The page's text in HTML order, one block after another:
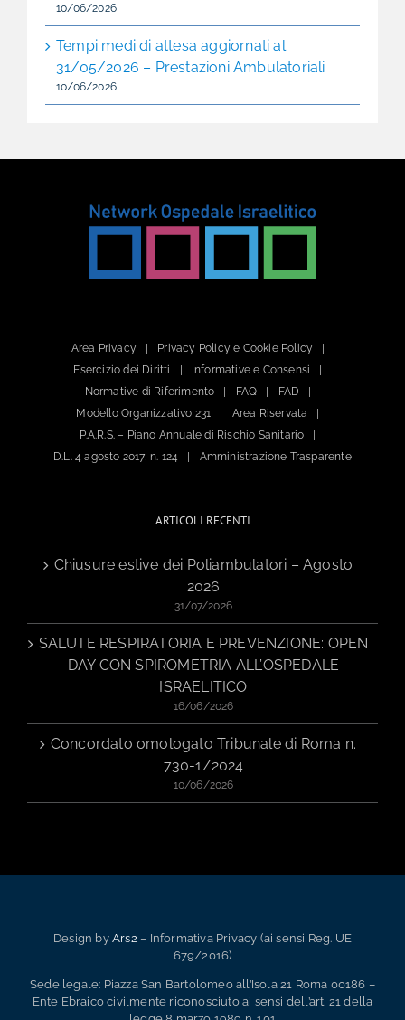
10/06/2026
Tempi medi di attesa aggiornati al
31/05/2026 – Prestazioni Ambulatoriali
10/06/2026
Area Privacy
Privacy Policy e Cookie Policy
Esercizio dei Diritti
Informative e Consensi
Normative di Riferimento
FAQ
FAD
Modello Organizzativo 231
Area Riservata
P.A.R.S. – Piano Annuale di Rischio Sanitario
D.L. 4 agosto 2017, n. 124
Amministrazione Trasparente
ARTICOLI RECENTI
Chiusure estive dei Poliambulatori – Agosto
2026
31/07/2026
SALUTE RESPIRATORIA E PREVENZIONE: OPEN
DAY CON SPIROMETRIA ALL’OSPEDALE
ISRAELITICO
16/06/2026
Concordato omologato Tribunale di Roma n.
730-1/2024
10/06/2026
Design byArs2 – Informativa Privacy (ai sensi Reg. UE
679/2016)
Sede legale: Piazza San Bartolomeo all’Isola 21 Roma 00186 –
Ente Ebraico civilmente riconosciuto ai sensi dell’art. 21 della